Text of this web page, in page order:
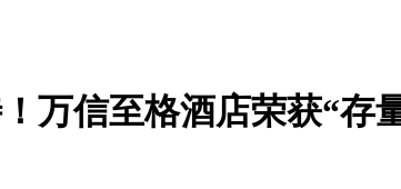
万信至格酒店荣获“存